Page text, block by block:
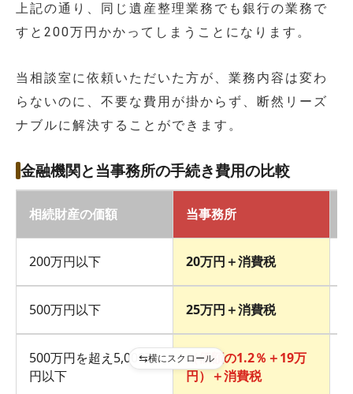
上記の通り、同じ遺産整理業務でも銀行の業務で
すと200万円かかってしまうことになります。
当相談室に依頼いただいた方が、業務内容は変わ
らないのに、不要な費用が掛からず、断然リーズ
ナブルに解決することができます。
金融機関と当事務所の手続き費用の比較
横にスクロール
相続財産の価額 当事務所
200万円以下 20万円＋消費税
500万円以下 25万円＋消費税
500万円を超え5,000万
円以下
（価額の1.2％＋19万
円）＋消費税